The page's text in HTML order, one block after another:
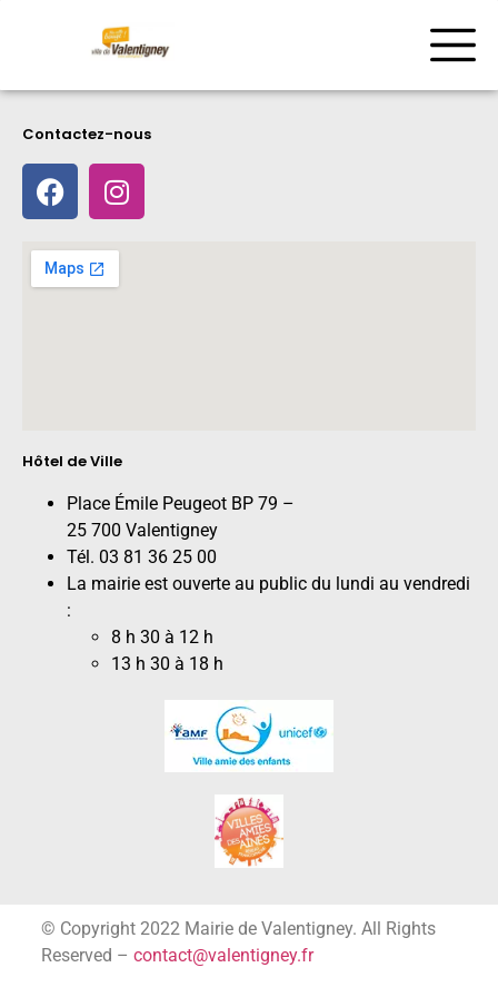
Contactez-nous
Hôtel de Ville
Place Émile Peugeot BP 79 –
25 700 Valentigney
Tél. 03 81 36 25 00
La mairie est ouverte au public du lundi au vendredi
:
8 h 30 à 12 h
13 h 30 à 18 h
© Copyright 2022 Mairie de Valentigney. All Rights
Reserved – contact@valentigney.fr